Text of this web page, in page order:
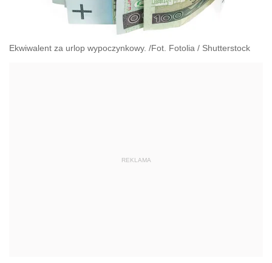
Ekwiwalent za urlop wypoczynkowy. /Fot. Fotolia / Shutterstock